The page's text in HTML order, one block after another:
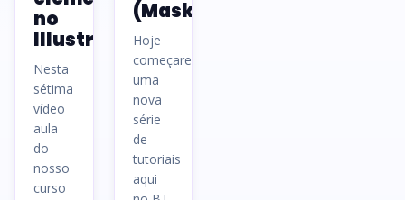
no
Illustrator
Nesta
sétima
vídeo
aula
do
nosso
curso
(Mask)
Hoje
começaremos
uma
nova
série
de
tutoriais
aqui